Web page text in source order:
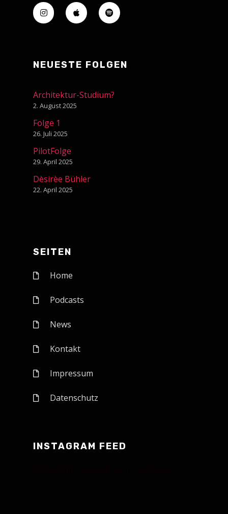
NEUESTE FOLGEN
Architektur-Studium?
2. August 2025
Folge 1
26. Juli 2025
PilotFolge
29. April 2025
Dèsirèe Bühler
22. April 2025
SEITEN
Home
Podcasts
News
Kontakt
Impressum
Datenschutz
INSTAGRAM FEED